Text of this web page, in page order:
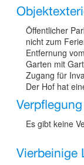
Öffentlicher
nicht zum
Entfernung
Garten mit
Zugang für
Der Hof hat
Verpflegung
Es gibt keine
Vierbeinige